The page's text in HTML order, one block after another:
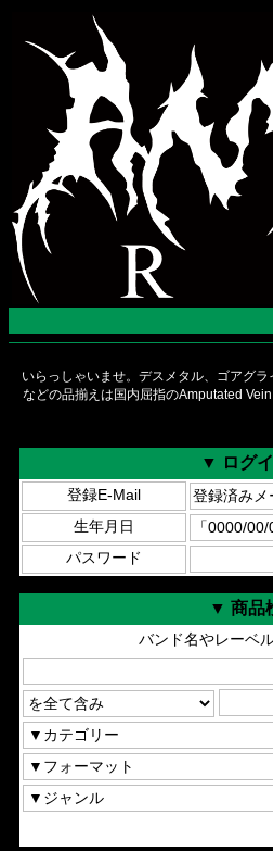
いらっしゃいませ。デスメタル、ゴアグ
などの品揃えは国内屈指のAmputated
▼ ログ
登録E-Mail
生年月日
パスワード
▼ 商品
バンド名やレーベ